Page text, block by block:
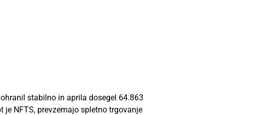
stabilno in aprila dosegel 64.863
je NFTS, prevzemajo spletno trgovanje